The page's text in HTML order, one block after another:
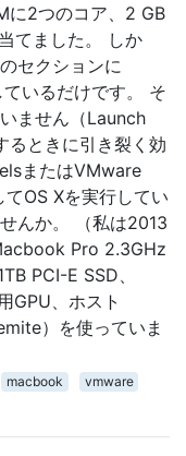
に2つのコア、2 GB
てました。 しか
セクションに
いるだけです。 そ
ません（Launch
ときに引き裂く効
またはVMware
OS Xを実行してい
んか。 （私は2013
Pro 2.3GHz
PCI-E SSD、
GPU、ホスト
）を使っていま
macbook
vmware